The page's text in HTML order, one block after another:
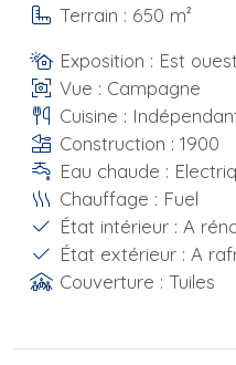
Terrain : 650 m²
Exposition : Est ouest
Vue : Campagne
Cuisine :
Construction : 1900
Eau chaude :
Chauffage : Fuel
État intérieur : A
État extérieur : A
Couverture : Tuiles